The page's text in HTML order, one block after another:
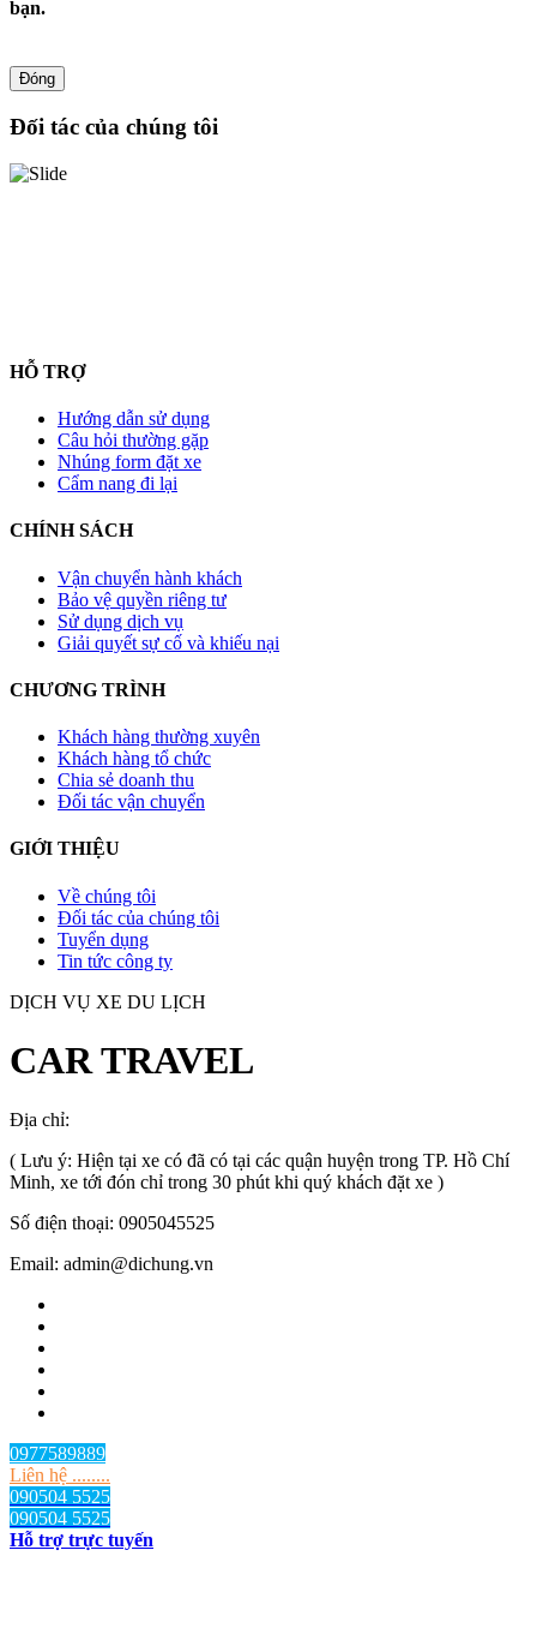
bạn.
Đóng
Đối tác của chúng tôi
HỖ TRỢ
Hướng dẫn sử dụng
Câu hỏi thường gặp
Nhúng form đặt xe
Cẩm nang đi lại
CHÍNH SÁCH
Vận chuyển hành khách
Bảo vệ quyền riêng tư
Sử dụng dịch vụ
Giải quyết sự cố và khiếu nại
CHƯƠNG TRÌNH
Khách hàng thường xuyên
Khách hàng tổ chức
Chia sẻ doanh thu
Đối tác vận chuyển
GIỚI THIỆU
Về chúng tôi
Đối tác của chúng tôi
Tuyển dụng
Tin tức công ty
DỊCH VỤ XE DU LỊCH
CAR TRAVEL
Địa chỉ:
( Lưu ý: Hiện tại xe có đã có tại các quận huyện trong TP. Hồ Chí
Minh, xe tới đón chỉ trong 30 phút khi quý khách đặt xe )
Số điện thoại: 0905045525
Email: admin@dichung.vn
0977589889
Liên hệ ........
090504 5525
090504 5525
Hỗ trợ trực tuyến